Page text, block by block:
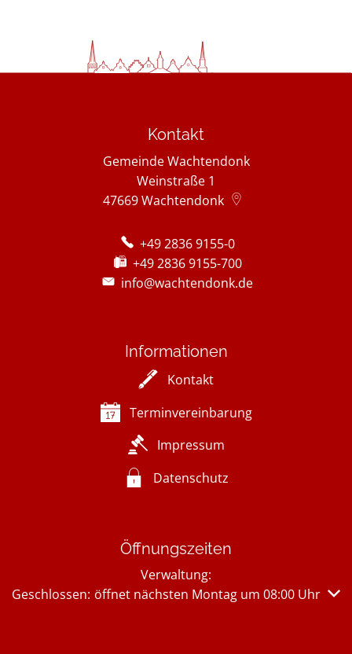
Kontakt
Gemeinde Wachtendonk
Weinstraße 1
47669Wachtendonk
+49 2836 9155-0
+49 2836 9155-700
info@wachtendonk.de
Informationen
Kontakt
Terminvereinbarung
Impressum
Datenschutz
Öffnungszeiten
Verwaltung:
Klicken, um weitere Öffnungs- oder Schließzeiten
Geschlossen: öffnet nächsten Montag um 08:00 Uhr